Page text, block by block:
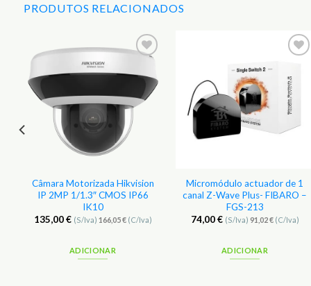
PRODUTOS RELACIONADOS
aos
Câmara Motorizada Hikvision
IP 2MP 1/1.3″ CMOS IP66
IK10
135,00€ (S/Iva) 166,05€(C/Iva)
ADICIONAR
aos
Favoritos
Micromódulo actuador de 1
canal Z-Wave Plus- FIBARO –
FGS-213
74,00€ (S/Iva) 91,02€(C/Iva)
ADICIONAR